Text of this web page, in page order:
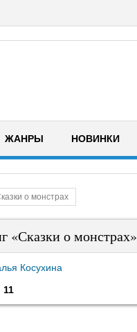
ЖАНРЫ НОВИНКИ
о монстрах
«Сказки о монстрах»
Косухина
11